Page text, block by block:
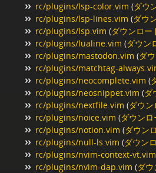
rc/plugins/lsp-color.vim (ダウ
rc/plugins/lsp-lines.vim (ダウ
rc/plugins/lsp.vim (ダウンロー
rc/plugins/lualine.vim (ダウン
rc/plugins/mastodon.vim (ダ
rc/plugins/matchtag-
rc/plugins/neocomplete.vim (
rc/plugins/neosnippet.vim (ダ
rc/plugins/nextfile.vim (ダウン
rc/plugins/noice.vim (ダウンロ
rc/plugins/notion.vim (ダウン
rc/plugins/null-ls.vim (ダウン
rc/plugins/nvim-context-vt.vim
rc/plugins/nvim-dap.vim (ダ